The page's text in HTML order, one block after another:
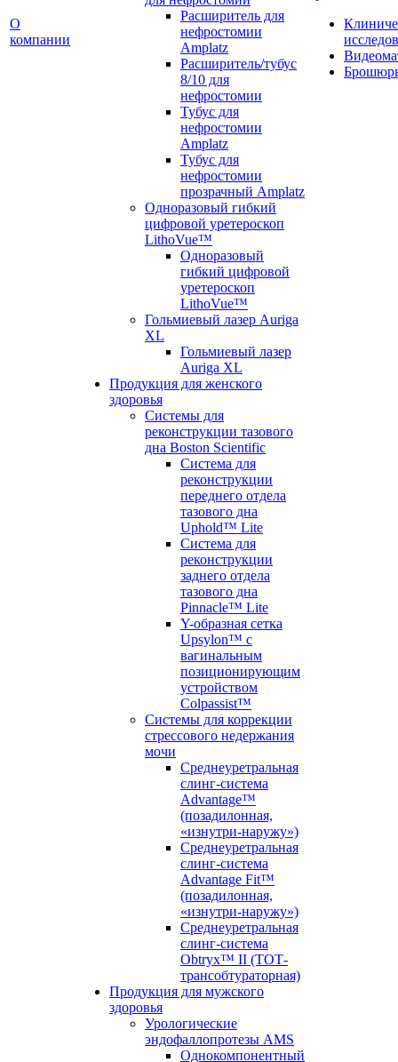
О
компании
Расширитель для
нефростомии
Amplatz
Расширитель/тубус
8/10 для
нефростомии
Тубус для
нефростомии
Amplatz
Тубус для
нефростомии
прозрачный Amplatz
Одноразовый гибкий
цифровой уретероскоп
LithoVue™
Одноразовый
гибкий цифровой
уретероскоп
LithoVue™
Гольмиевый лазер Auriga
XL
Гольмиевый лазер
Auriga XL
Продукция для женского
здоровья
Системы для
реконструкции тазового
дна Boston Scientific
Система для
реконструкции
переднего отдела
тазового дна
Uphold™ Lite
Система для
реконструкции
заднего отдела
тазового дна
Pinnacle™ Lite
Y-образная сетка
Upsylon™ с
вагинальным
позиционирующим
устройством
Colpassist™
Системы для коррекции
стрессового недержания
мочи
Среднеуретральная
слинг-система
Advantage™
(позадилонная,
«изнутри-наружу»)
Среднеуретральная
слинг-система
Advantage Fit™
(позадилонная,
«изнутри-наружу»)
Среднеуретральная
слинг-система
Obtryx™ II (ТОТ-
трансобтураторная)
Продукция для мужского
здоровья
Урологические
эндофаллопротезы AMS
Однокомпонентный